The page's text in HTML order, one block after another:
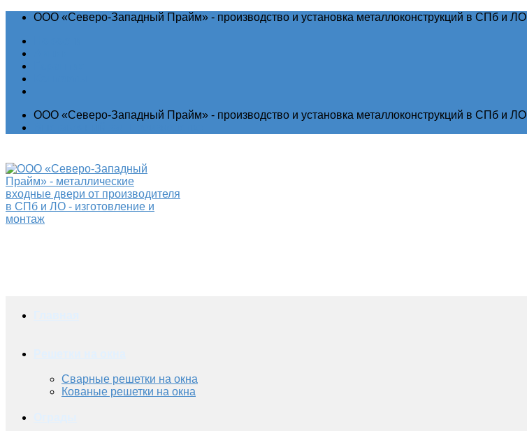
ООО «Северо-Западный Прайм» - производство и установка металлоконструкций в СПб и ЛО
ООО «Северо-Западный Прайм» - производство и установка металлоконструкций в СПб и ЛО
Сварные решетки на окна
Кованые решетки на окна